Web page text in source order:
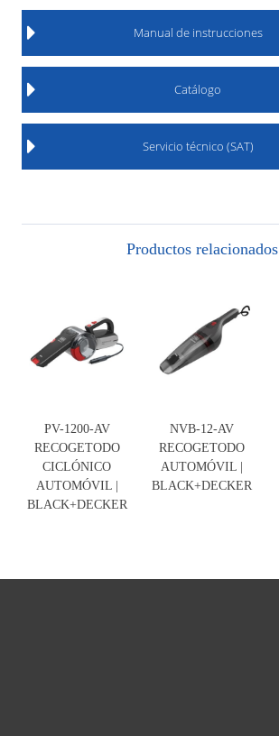
Manual de instrucciones
Catálogo
Servicio técnico (SAT)
Productos relacionados
PV-1200-AV
RECOGETODO
CICLÓNICO
AUTOMÓVIL |
BLACK+DECKER
NVB-12-AV
RECOGETODO
AUTOMÓVIL |
BLACK+DECKER